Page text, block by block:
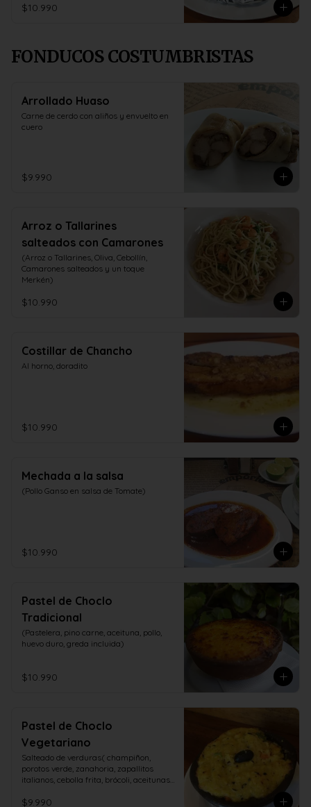
$10.990
FONDUCOS COSTUMBRISTAS
Arrollado Huaso
Carne de cerdo con aliños y envuelto en
cuero
$9.990
Arroz o Tallarines
salteados con Camarones
(Arroz o Tallarines, Oliva, Cebollín,
Camarones salteados y un toque
Merkén)
$10.990
Costillar de Chancho
Al horno, doradito
$10.990
Mechada a la salsa
(Pollo Ganso en salsa de Tomate)
$10.990
Pastel de Choclo
Tradicional
(Pastelera, pino carne, aceituna, pollo,
huevo duro, greda incluida)
$10.990
Pastel de Choclo
Vegetariano
Salteado de verduras( champiñon,
porotos verde, zanahoria, zapallitos
italianos, cebolla frita, brócoli, aceitunas,
$9.990